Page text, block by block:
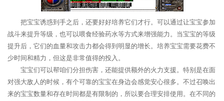
把宝宝诱惑到手之后，还要好好培养它们才行。可以通过让宝宝参加
战斗来提升等级，也可以喂食经验药水等方式来增强能力。当宝宝的等级
提升后，它们的血量和攻击力都会得到明显的增长。培养宝宝需要花费不
少时间和精力，但这是非常值得的投入。
宝宝们可以帮咱们分担伤害，还能提供额外的火力支援。特别是在面
对强大敌人的时候，有个可靠的宝宝在身边会感觉安心很多。不过召唤出
来的宝宝数量和存在时间都是有限制的，所以要合理安排使用。在不同的